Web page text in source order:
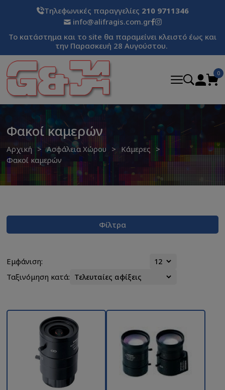
Το κατάστημα και το site θα παραμείνει κλειστό έως και
την Παρασκευή 28 Αυγούστου.
Τηλεφωνικές παραγγελίες 210 9711346
info@alifragis.com.gr
0
Φακοί καμερών
Αρχική Ασφάλεια Χώρου
Κάμερες
Φακοί καμερών
Φίλτρα
Εμφάνιση:
Ταξινόμηση κατά: